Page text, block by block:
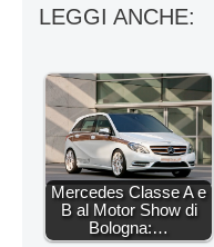
LEGGI ANCHE:
Mercedes Classe A e
B al Motor Show di
Bologna:…